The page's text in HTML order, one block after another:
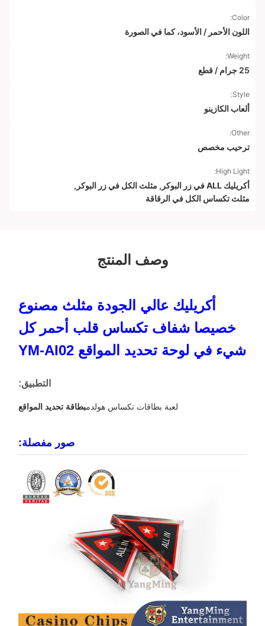
Color:
اللون الأحمر / الأسود، كما في الصورة
Weight:
25 جرام / قطع
Style:
ألعاب الكازينو
Other:
ترحيب مخصص
High Light:
أكريليك ALL في زر البوكر , مثلث الكل في زر البوكر ,
مثلث تكساس الكل في الرقاقة
وصف المنتج
أكريليك عالي الجودة مثلث مصنوع
خصيصا شفاف تكساس قلب أحمر كل
شيء في لوحة تحديد المواقع YM-AI02
التطبيق:
لعبة بطاقات تكساس هولدمبطاقة تحديد المواقع
صور مفصلة: